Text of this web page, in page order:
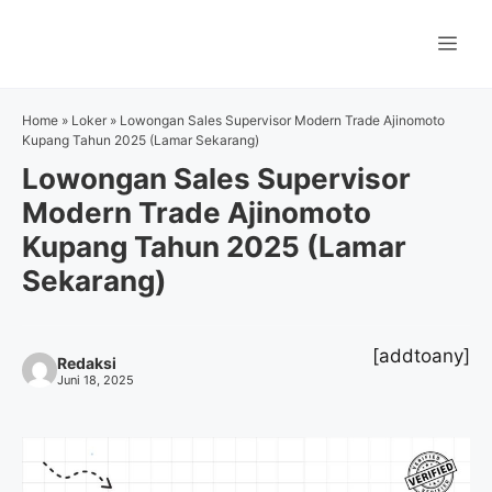
Home » Loker » Lowongan Sales Supervisor Modern Trade Ajinomoto
Kupang Tahun 2025 (Lamar Sekarang)
Lowongan Sales Supervisor
Modern Trade Ajinomoto
Kupang Tahun 2025 (Lamar
Sekarang)
Redaksi
Juni 18, 2025
[addtoany]